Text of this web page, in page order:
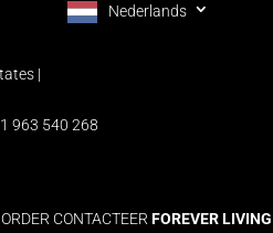
Nederlands
|
963 540 268
CONTACTEER FOREVER